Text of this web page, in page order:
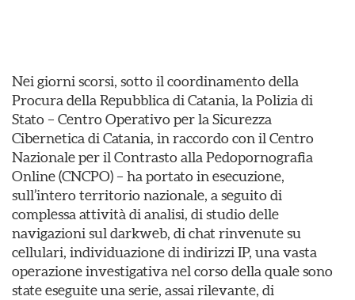
Nei giorni scorsi, sotto il coordinamento della
Procura della Repubblica di Catania, la Polizia di
Stato – Centro Operativo per la Sicurezza
Cibernetica di Catania, in raccordo con il Centro
Nazionale per il Contrasto alla Pedopornografia
Online (CNCPO) – ha portato in esecuzione,
sull’intero territorio nazionale, a seguito di
complessa attività di analisi, di studio delle
navigazioni sul darkweb, di chat rinvenute su
cellulari, individuazione di indirizzi IP, una vasta
operazione investigativa nel corso della quale sono
state eseguite una serie, assai rilevante, di